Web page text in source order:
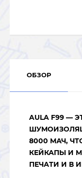
ОБЗОР
AULA F99 —
8000 МАЧ,
КЕЙКАПЫ И
ПЕЧАТИ И В